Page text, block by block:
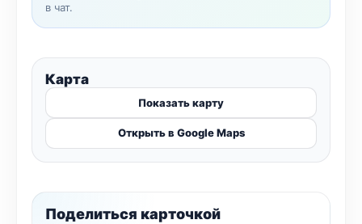
в чат.
Карта
Показать карту
Открыть в Google Maps
Поделиться карточкой